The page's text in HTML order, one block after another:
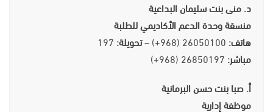
د. منى بنت سليمان البداعية
منسقة وحدة الدعم الأكاديمي للطلبة
هاتف:
تحويلة:
مباشر: 26850197 (968+)
أ. صبا بنت حسن البرمانية
موظفة إدارية